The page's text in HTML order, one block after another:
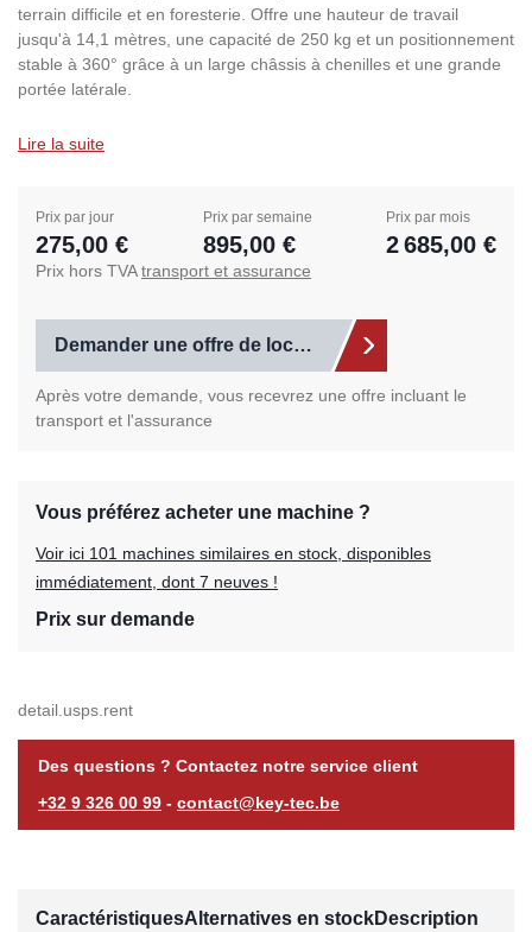
terrain difficile et en foresterie. Offre une hauteur de travail
jusqu'à 14,1 mètres, une capacité de 250 kg et un positionnement
stable à 360° grâce à un large châssis à chenilles et une grande
portée latérale.
Lire la suite
Prix par jour
275,00 €
Prix par semaine
895,00 €
Prix par mois
2 685,00 €
Prix hors TVAtransport et assurance
Demander une offre de location
Après votre demande, vous recevrez une offre incluant le
transport et l'assurance
Vous préférez acheter une machine ?
Voir ici 101 machines similaires en stock, disponibles
immédiatement, dont 7 neuves !
Prix sur demande
detail.usps.rent
Des questions ? Contactez notre service client
+32 9 326 00 99 - contact@key-tec.be
CaractéristiquesAlternatives en stockDescription